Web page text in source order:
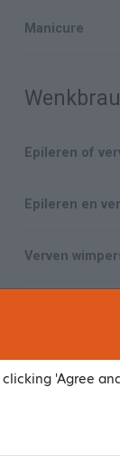
Manicure
Epileren of
Epileren en
Verven
Epileren en
These are
'Agree